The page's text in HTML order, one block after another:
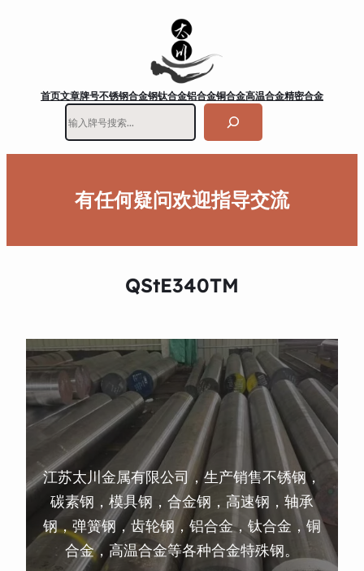
首页文章牌号不锈钢合金钢钛合金铝合金铜合金高温合金精密合金
有任何疑问欢迎指导交流
QStE340TM
江苏太川金属有限公司，生产销售不锈钢，
碳素钢，模具钢，合金钢，高速钢，轴承
钢，弹簧钢，齿轮钢，铝合金，钛合金，铜
合金，高温合金等各种合金特殊钢。